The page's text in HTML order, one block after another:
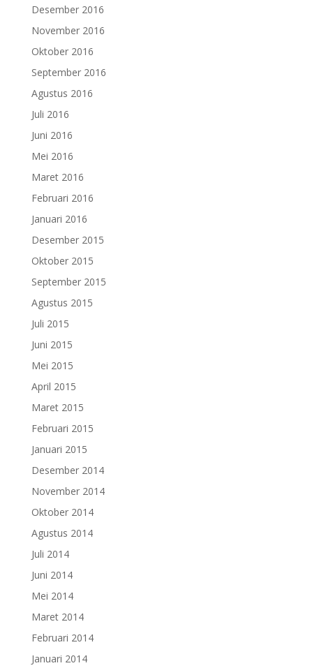
Desember 2016
November 2016
Oktober 2016
September 2016
Agustus 2016
Juli 2016
Juni 2016
Mei 2016
Maret 2016
Februari 2016
Januari 2016
Desember 2015
Oktober 2015
September 2015
Agustus 2015
Juli 2015
Juni 2015
Mei 2015
April 2015
Maret 2015
Februari 2015
Januari 2015
Desember 2014
November 2014
Oktober 2014
Agustus 2014
Juli 2014
Juni 2014
Mei 2014
Maret 2014
Februari 2014
Januari 2014